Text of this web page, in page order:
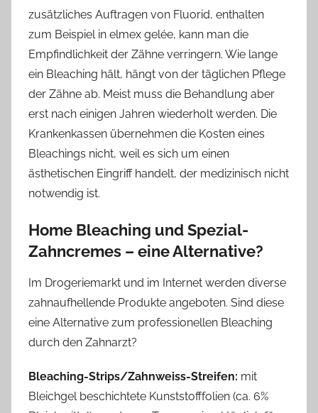
zusätzliches Auftragen von Fluorid, enthalten
zum Beispiel in elmex gelée, kann man die
Empfindlichkeit der Zähne verringern. Wie lange
ein Bleaching hält, hängt von der täglichen Pflege
der Zähne ab. Meist muss die Behandlung aber
erst nach einigen Jahren wiederholt werden. Die
Krankenkassen übernehmen die Kosten eines
Bleachings nicht, weil es sich um einen
ästhetischen Eingriff handelt, der medizinisch nicht
notwendig ist.
Home Bleaching und Spezial-
Zahncremes – eine Alternative?
Im Drogeriemarkt und im Internet werden diverse
zahnaufhellende Produkte angeboten. Sind diese
eine Alternative zum professionellen Bleaching
durch den Zahnarzt?
Bleaching-Strips/Zahnweiss-Streifen: mit
Bleichgel beschichtete Kunststofffolien (ca. 6%